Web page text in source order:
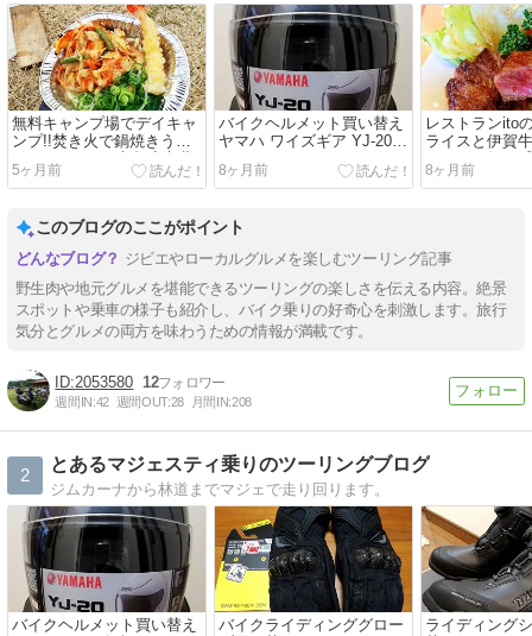
無料キャンプ場でデイキャ
ンプ!!焚き火で鍋焼きうど
んツーリングin京都府京北
5ヶ月前
バイクヘルメット買い替え
ヤマハ ワイズギア YJ-20
ゼニス
8ヶ月前
レストランito
ライスと伊賀
＆ジビエ祭り
泊りツーリン
8ヶ月前
このブログのここがポイント
ジビエやローカルグルメを楽しむツーリング記事
野生肉や地元グルメを堪能できるツーリングの楽しさを伝える内容。絶景
スポットや乗車の様子も紹介し、バイク乗りの好奇心を刺激します。旅行
気分とグルメの両方を味わうための情報が満載です。
2053580 12
週間IN:42 週間OUT:28 月間IN:208
2
とあるマジェスティ乗りのツーリングブログ
ジムカーナから林道までマジェで走り回ります。
バイクヘルメット買い替え
バイクライディンググロー
ライディング